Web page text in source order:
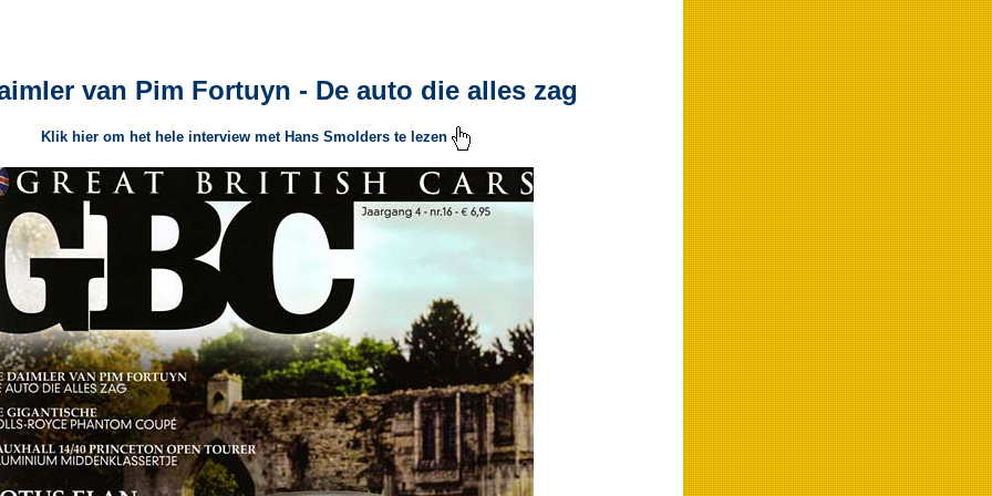
van Pim Fortuyn - De auto die alles zag
Klik hier om het hele interview met Hans Smolders te lezen